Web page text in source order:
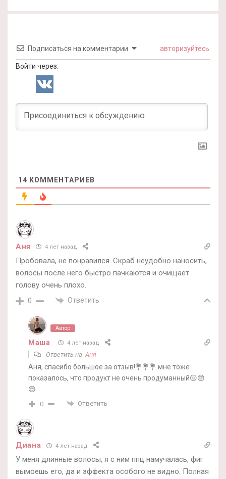
Подписаться на комментарии авторизуйтесь
Войти через:
14 КОММЕНТАРИЕВ
Аня 4 лет назад
Пробовала, не понравился. Скраб неудобно наносить,
волосы после него быстро пачкаются и очищает
голову очень плохо.
0 Ответить
Автор
Маша 4 лет назад
Ответить на Аня
Аня, спасибо большое за отзыв!💐💐💐 мне тоже
показалось, что продукт не очень продуманный😔😔
😔
0 Ответить
Диана 4 лет назад
У меня длинные волосы, я с ним ппц намучалась, фиг
вымоешь его, да и эффекта особого не видно. Полная